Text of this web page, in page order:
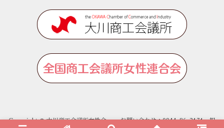
Copyright © 大川商工会議所女性会 お問い合わせ：0944-86-2171 担